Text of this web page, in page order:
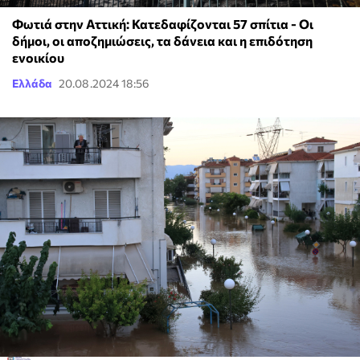
Φωτιά στην Αττική: Κατεδαφίζονται 57 σπίτια - Οι
δήμοι, οι αποζημιώσεις, τα δάνεια και η επιδότηση
ενοικίου
Ελλάδα 20.08.2024 18:56